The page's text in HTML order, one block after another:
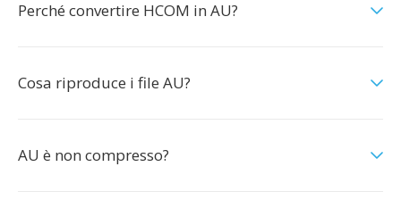
Perché convertire HCOM in AU?
Cosa riproduce i file AU?
AU è non compresso?